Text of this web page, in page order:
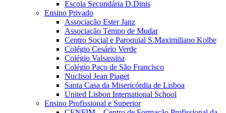
Escola Secundária D.Dinis
Ensino Privado
Associação Ester Janz
Associação Tempo de Mudar
Centro Social e Paroquial S.Maximiliano Kolbe
Colégio Cesário Verde
Colégio Valsassina
Colégio Paço de São Francisco
Nuclisol Jean Piaget
Santa Casa da Misericórdia de Lisboa
United Lisbon International School
Ensino Profissional e Superior